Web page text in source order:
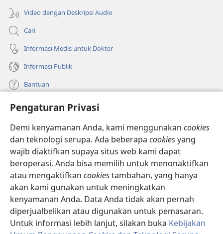
Pengaturan Privasi
Demi kenyamanan Anda, kami menggunakan cookies
dan teknologi serupa. Ada beberapa cookiesyang
wajib diaktifkan supaya situs web kami dapat
beroperasi. Anda bisa memilih untuk menonaktifkan
atau mengaktifkan cookiestambahan, yang hanya
akan kami gunakan untuk meningkatkan
kenyamanan Anda. Data Anda tidak akan pernah
diperjualbelikan atau digunakan untuk pemasaran.
Untuk informasi lebih lanjut, silakan buka Kebijakan
Video dengan Deskripsi Audio
Cari
Informasi Medis untuk Dokter
Informasi Publik
Bantuan
Sumbangan
(terbuka
di
window
baru)
PERPUSTAKAAN ONLINE Menara Pengawal
(terbuka
di
window
(terbuka
di
window
baru)
JW Library ®
Watchtower Library